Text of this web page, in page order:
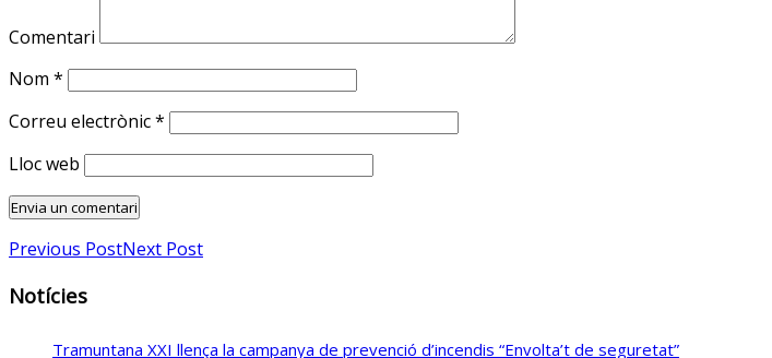
Comentari
Nom *
Correu electrònic*
Lloc web
Previous PostNext Post
Notícies
Tramuntana XXI llença la campanya de prevenció d’incendis “Envolta’t de seguretat”